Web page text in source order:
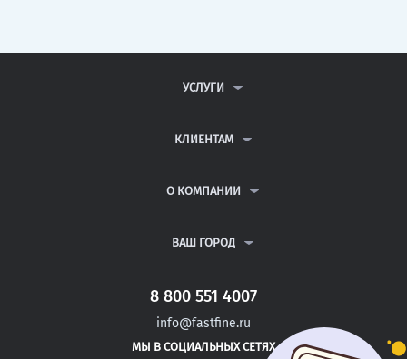
УСЛУГИ
ДИПЛОМНЫЕ РАБОТЫ
РЕФЕРАТЫ
КЛИЕНТАМ
ВОПРОСЫ И ОТВЕТЫ
ПОЛИТИКА КОНФИДЕНЦИАЛЬНОСТИ
О КОМПАНИИ
КОНТАКТЫ
ВАШ ГОРОД
САНКТ-ПЕТЕРБУРГ
СОРОЧИНСК
ЮРЬЕВ-ПОЛЬСКИЙ
8 800 551 4007
info@fastfine.ru
МЫ В СОЦИАЛЬНЫХ СЕТЯХ